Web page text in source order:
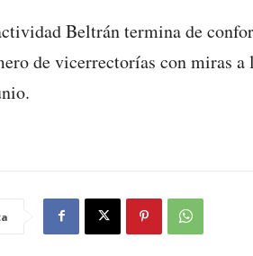
Beltrán termina de
de vicerrectorías con miras